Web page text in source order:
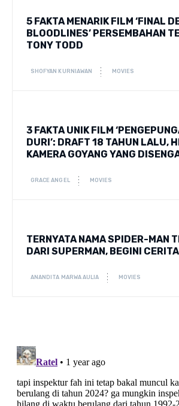
5 FAKTA MENARIK FILM ‘FINAL
BLOODLINES’ PERSEMBAHAN
TONY TODD
SHOFYAN KURNIAWAN MOVIES
3 FAKTA UNIK FILM
DURI’: DRAFT 18 TAHUN LALU,
KAMERA GOYANG YANG
GRACE ANGEL MOVIES
TERNYATA NAMA SPIDER-MAN
DARI SUPERMAN, BEGINI
ANANDITA MARWA AULIA MOVIES